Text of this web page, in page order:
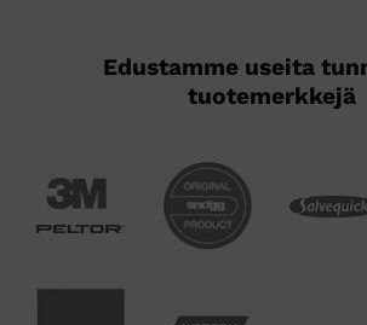
Edustamme useita
tuotemerkkejä